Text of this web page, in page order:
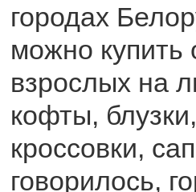
городах
можно купить
взрослых на
кофты,
кроссовки,
говорилось,